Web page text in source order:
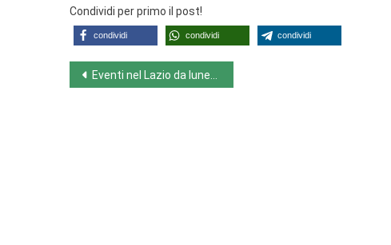
Condividi per primo il post!
condividi condividi condividi
Navigazione
Eventi nel Lazio da lunedì 3 a domenica 9 ottobre 2022